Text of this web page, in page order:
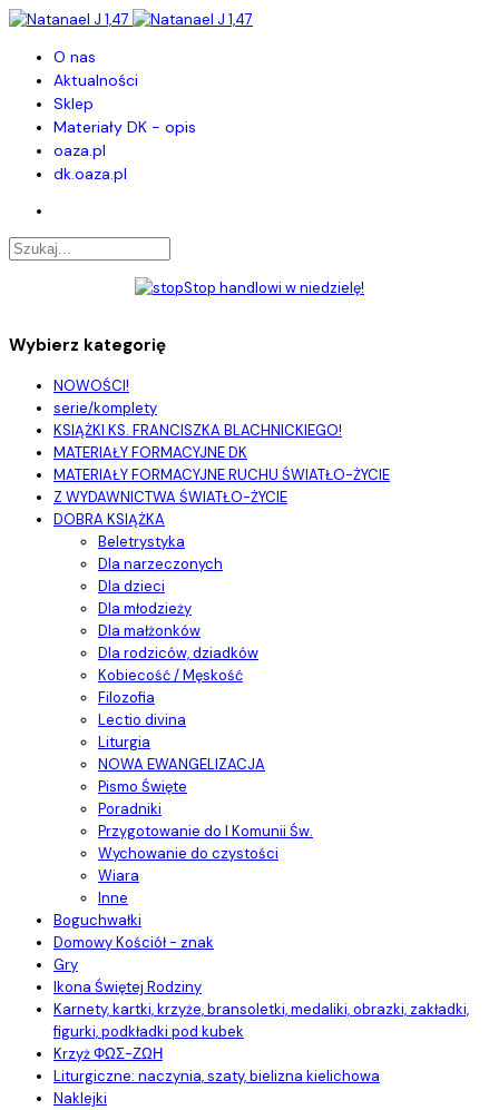
O nas
Aktualności
Sklep
Materiały DK - opis
oaza.pl
dk.oaza.pl
Stop handlowi w niedzielę!
Wybierz kategorię
NOWOŚCI!
serie/komplety
KSIĄŻKI KS. FRANCISZKA BLACHNICKIEGO!
MATERIAŁY FORMACYJNE DK
MATERIAŁY FORMACYJNE RUCHU ŚWIATŁO-ŻYCIE
Z WYDAWNICTWA ŚWIATŁO-ŻYCIE
DOBRA KSIĄŻKA
Beletrystyka
Dla narzeczonych
Dla dzieci
Dla młodzieży
Dla małżonków
Dla rodziców, dziadków
Kobiecość / Męskość
Filozofia
Lectio divina
Liturgia
NOWA EWANGELIZACJA
Pismo Święte
Poradniki
Przygotowanie do I Komunii Św.
Wychowanie do czystości
Wiara
Inne
Boguchwałki
Domowy Kościół - znak
Gry
Ikona Świętej Rodziny
Karnety, kartki, krzyże, bransoletki, medaliki, obrazki, zakładki,
figurki, podkładki pod kubek
Krzyż ΦΩΣ-ΖΩΗ
Liturgiczne: naczynia, szaty, bielizna kielichowa
Naklejki